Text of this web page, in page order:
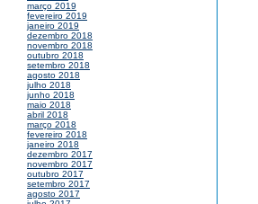
março 2019
fevereiro 2019
janeiro 2019
dezembro 2018
novembro 2018
outubro 2018
setembro 2018
agosto 2018
julho 2018
junho 2018
maio 2018
abril 2018
março 2018
fevereiro 2018
janeiro 2018
dezembro 2017
novembro 2017
outubro 2017
setembro 2017
agosto 2017